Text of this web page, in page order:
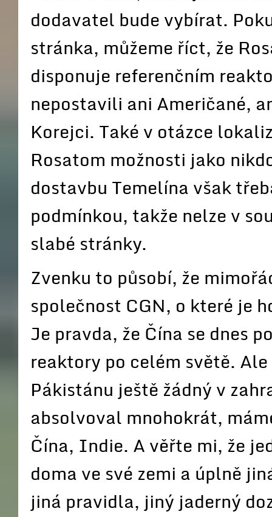
dodavatel bude vybírat.
stránka, můžeme říct, že
disponuje referenčním
nepostavili ani Američané,
Korejci. Také v otázce
Rosatom možnosti jako
dostavbu Temelína však
podmínkou, takže nelze v
slabé stránky.
Zvenku to působí, že
společnost CGN, o které je
Je pravda, že Čína se dnes
reaktory po celém světě.
Pákistánu ještě žádný v
absolvoval mnohokrát,
Čína, Indie. A věřte mi, že
doma ve své zemi a úplně
jiná pravidla, jiný jaderný